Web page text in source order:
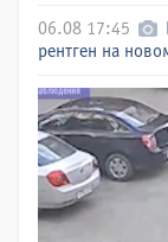
06.08 17:45
рентген на